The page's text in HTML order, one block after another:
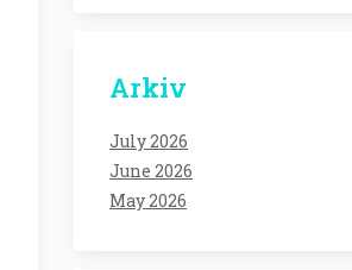
Arkiv
July 2026
June 2026
May 2026